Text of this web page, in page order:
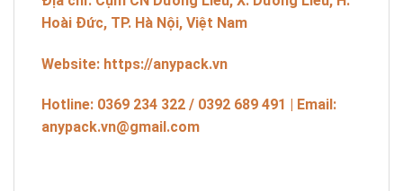
Hoài Đức, TP. Hà Nội, Việt Nam
Website: https://anypack.vn
Hotline: 0369 234 322 / 0392 689 491 | Email:
anypack.vn@gmail.com